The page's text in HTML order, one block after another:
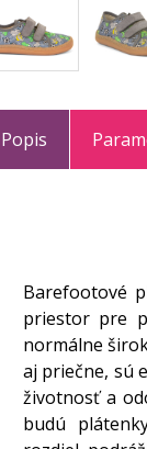
Popis
Barefootové
priestor pre
normálne
aj priečne, sú
životnosť a
budú